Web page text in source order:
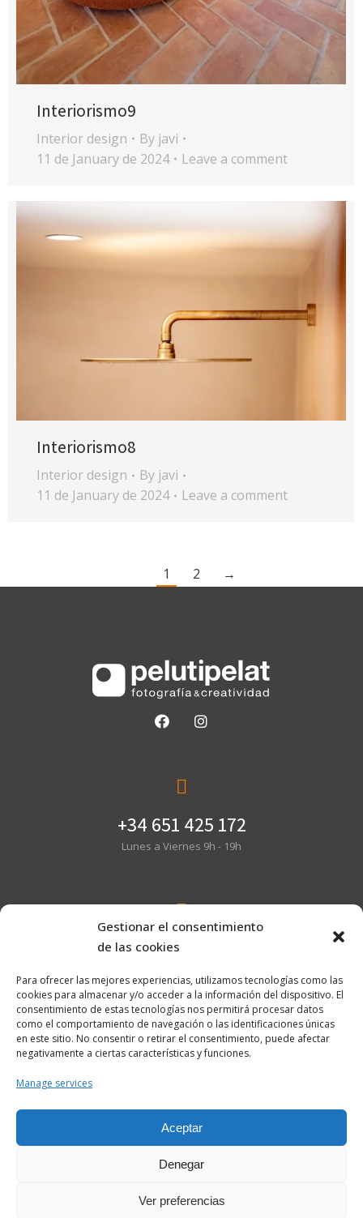
Gestionar el consentimiento
de las cookies
Para ofrecer las mejores experiencias, utilizamos tecnologías como las
cookies para almacenar y/o acceder a la información del dispositivo. El
consentimiento de estas tecnologías nos permitirá procesar datos
como el comportamiento de navegación o las identificaciones únicas
en este sitio. No consentir o retirar el consentimiento, puede afectar
negativamente a ciertas características y funciones.
Manage services
Aceptar
Denegar
Ver preferencias
Interiorismo9
Interior design By javi
11 de January de 2024
Leave a comment
Interiorismo8
Interior design By javi
11 de January de 2024
Leave a comment
1 2 →
+34 651 425 172
Lunes a Viernes 9h - 19h
hola@pelutipelat.com
Carrer Major, 18, 03749 Jesus Pobre, Alicante
Diseño por TH